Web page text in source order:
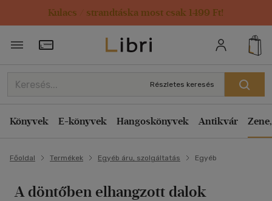
Kulacs / strandtáska most csak 1499 Ft!
Törzsvásárlói Kártya adatai
Részletes keresés
Könyvek E-könyvek Hangoskönyvek Antikvár
Főoldal Termékek Egyéb áru, szolgáltatás Egyéb
A döntőben elhangzott dalok